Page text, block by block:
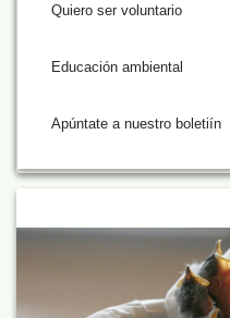
Quiero ser voluntario
Educación ambiental
Apúntate a nuestro boletiín